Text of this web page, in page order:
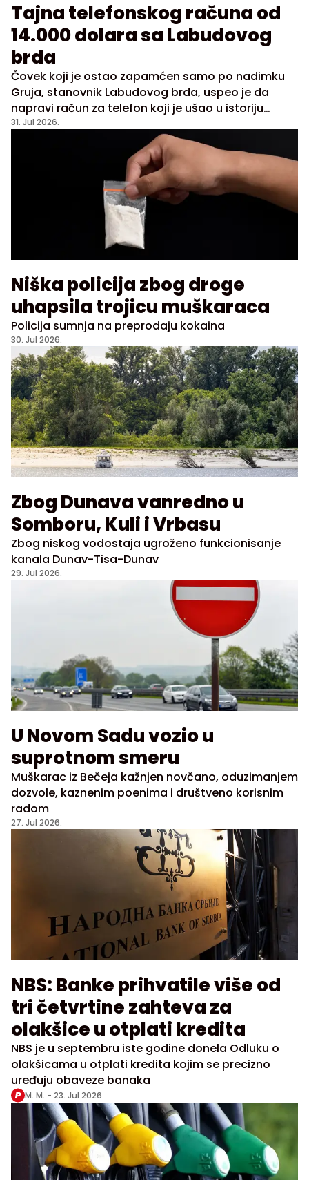
Tajna telefonskog računa od
14.000 dolara sa Labudovog
brda
Čovek koji je ostao zapamćen samo po nadimku
Gruja, stanovnik Labudovog brda, uspeo je da
napravi račun za telefon koji je ušao u istoriju
domaćih telekomunikacija kao najveći ikada. Zbog
tog astronomskog računa dospeo je i u javnost jer
su čak i mediji izveštavali o tom slučaju, a s kim je
toliko razgovarao nikada nije otkrio. Rekao je
samo da nije “kriv“. Sve se desilo u septembru 1987.
31. Jul 2026.
Niška policija zbog droge
uhapsila trojicu muškaraca
Policija sumnja na preprodaju kokaina
30. Jul 2026.
Zbog Dunava vanredno u
Somboru, Kuli i Vrbasu
Zbog niskog vodostaja ugroženo funkcionisanje
kanala Dunav-Tisa-Dunav
29. Jul 2026.
U Novom Sadu vozio u
suprotnom smeru
Muškarac iz Bečeja kažnjen novčano, oduzimanjem
dozvole, kaznenim poenima i društveno korisnim
radom
27. Jul 2026.
NBS: Banke prihvatile više od
tri četvrtine zahteva za
olakšice u otplati kredita
NBS je u septembru iste godine donela Odluku o
olakšicama u otplati kredita kojim se precizno
uređuju obaveze banaka
M. M. - 23. Jul 2026.